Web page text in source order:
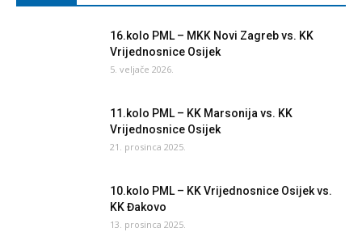
16.kolo PML – MKK Novi Zagreb vs. KK
Vrijednosnice Osijek
5. veljače 2026.
11.kolo PML – KK Marsonija vs. KK
Vrijednosnice Osijek
21. prosinca 2025.
10.kolo PML – KK Vrijednosnice Osijek vs.
KK Đakovo
13. prosinca 2025.